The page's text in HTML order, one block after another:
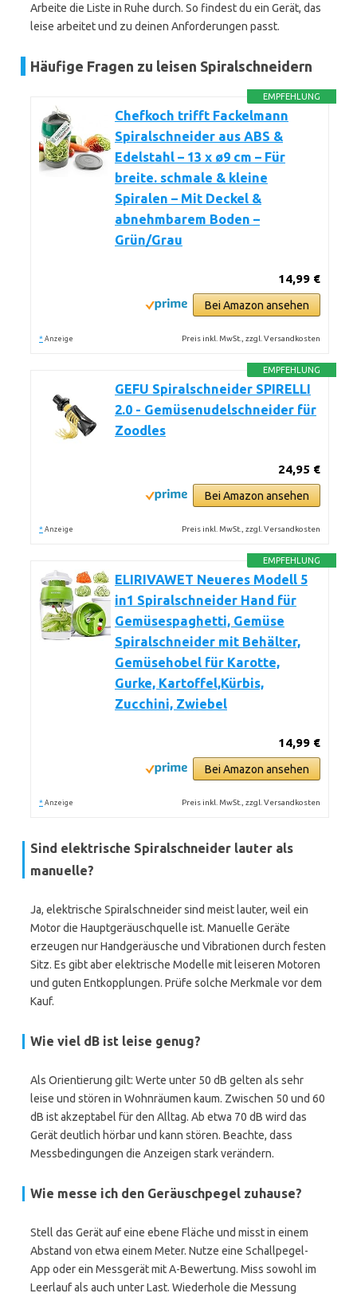
Arbeite die Liste in Ruhe durch. So findest du ein Gerät, das
leise arbeitet und zu deinen Anforderungen passt.
Häufige Fragen zu leisen Spiralschneidern
EMPFEHLUNG
Chefkoch trifft Fackelmann
Spiralschneider aus ABS &
Edelstahl – 13 x ø9 cm – Für
breite. schmale & kleine
Spiralen – Mit Deckel &
abnehmbarem Boden –
Grün/Grau
14,99 €
Bei Amazon ansehen
* Anzeige Preis inkl. MwSt., zzgl. Versandkosten
EMPFEHLUNG
GEFU Spiralschneider SPIRELLI
2.0 - Gemüsenudelschneider für
Zoodles
24,95 €
Bei Amazon ansehen
* Anzeige Preis inkl. MwSt., zzgl. Versandkosten
EMPFEHLUNG
ELIRIVAWET Neueres Modell 5
in1 Spiralschneider Hand für
Gemüsespaghetti, Gemüse
Spiralschneider mit Behälter,
Gemüsehobel für Karotte,
Gurke, Kartoffel,Kürbis,
Zucchini, Zwiebel
14,99 €
Bei Amazon ansehen
* Anzeige Preis inkl. MwSt., zzgl. Versandkosten
Sind elektrische Spiralschneider lauter als
manuelle?
Ja, elektrische Spiralschneider sind meist lauter, weil ein
Motor die Hauptgeräuschquelle ist. Manuelle Geräte
erzeugen nur Handgeräusche und Vibrationen durch festen
Sitz. Es gibt aber elektrische Modelle mit leiseren Motoren
und guten Entkopplungen. Prüfe solche Merkmale vor dem
Kauf.
Wie viel dB ist leise genug?
Als Orientierung gilt: Werte unter 50 dB gelten als sehr
leise und stören in Wohnräumen kaum. Zwischen 50 und 60
dB ist akzeptabel für den Alltag. Ab etwa 70 dB wird das
Gerät deutlich hörbar und kann stören. Beachte, dass
Messbedingungen die Anzeigen stark verändern.
Wie messe ich den Geräuschpegel zuhause?
Stell das Gerät auf eine ebene Fläche und misst in einem
Abstand von etwa einem Meter. Nutze eine Schallpegel-
App oder ein Messgerät mit A-Bewertung. Miss sowohl im
Leerlauf als auch unter Last. Wiederhole die Messung